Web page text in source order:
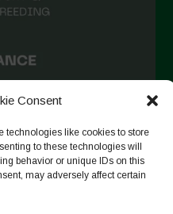
Consent
technologies like cookies to store
to these technologies will
behavior or unique IDs on this
may adversely affect certain
Instagram